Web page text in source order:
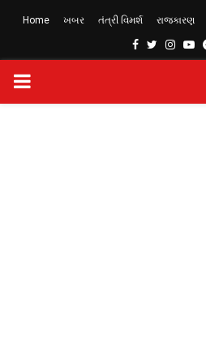
Home ખબર તંત્રી વિમર્શ રાજકારણ
Facebook
Twitter
PRIMARY